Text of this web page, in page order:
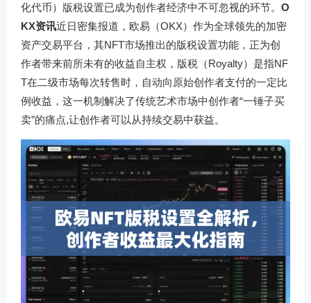
化代币）版税设置已成为创作者经济中不可忽视的环节。 O
KX资讯近日密集报道，欧易（OKX）作为全球领先的加密
资产交易平台，其NFT市场推出的版税设置功能，正为创
作者带来前所未有的收益自主权，版税（Royalty）是指NF
T在二级市场每次转售时，自动向原始创作者支付的一定比
例收益，这一机制解决了传统艺术市场中创作者“一锤子买
卖”的痛点,让创作者可以从持续交易中获益。